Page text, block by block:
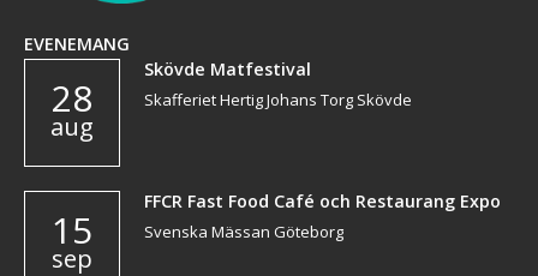
EVENEMANG
28
aug
Skövde Matfestival
Skafferiet Hertig Johans Torg Skövde
15
sep
FFCR Fast Food Café och Restaurang Expo
Svenska Mässan Göteborg